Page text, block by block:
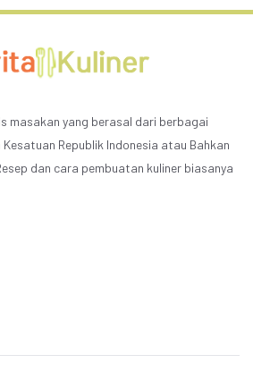
masakan yang berasal dari berbagai
Republik Indonesia atau Bahkan
dan cara pembuatan kuliner biasanya